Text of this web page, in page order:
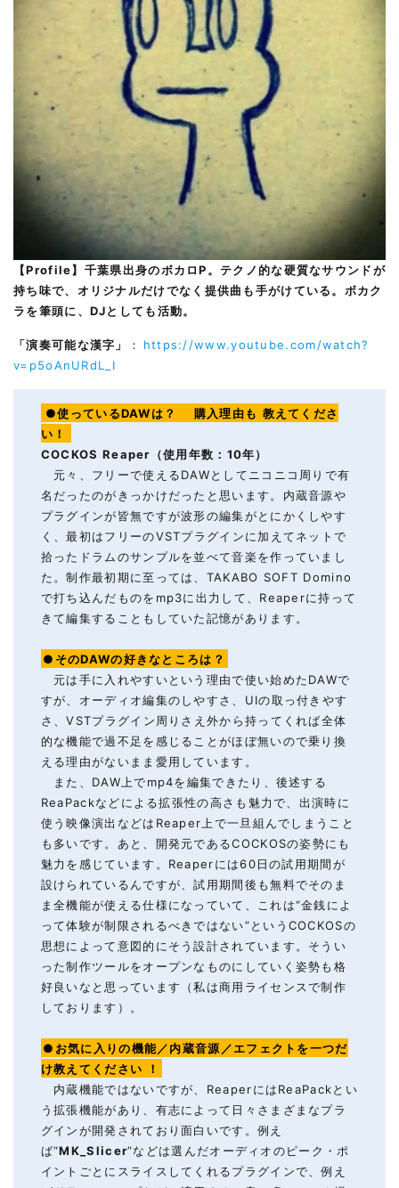
【Profile】千葉県出身のボカロP。テクノ的な硬質なサウンドが
持ち味で、オリジナルだけでなく提供曲も手がけている。ボカク
ラを筆頭に、DJとしても活動。
「演奏可能な漢字」 ：
https://www.youtube.com/watch?
v=p5oAnURdL_I
●使っているDAWは？ 購入理由も 教えてくださ
い！
COCKOS Reaper（使用年数：10年）
元々、フリーで使えるDAWとしてニコニコ周りで有
名だったのがきっかけだったと思います。内蔵音源や
プラグインが皆無ですが波形の編集がとにかくしやす
く、最初はフリーのVSTプラグインに加えてネットで
拾ったドラムのサンプルを並べて音楽を作っていまし
た。制作最初期に至っては、TAKABO SOFT Domino
で打ち込んだものをmp3に出力して、Reaperに持って
きて編集することもしていた記憶があります。
●そのDAWの好きなところは？
元は手に入れやすいという理由で使い始めたDAWで
すが、オーディオ編集のしやすさ、UIの取っ付きやす
さ、VSTプラグイン周りさえ外から持ってくれば全体
的な機能で過不足を感じることがほぼ無いので乗り換
える理由がないまま愛用しています。
また、DAW上でmp4を編集できたり、後述する
ReaPackなどによる拡張性の高さも魅力で、出演時に
使う映像演出などはReaper上で一旦組んでしまうこと
も多いです。あと、開発元であるCOCKOSの姿勢にも
魅力を感じています。Reaperには60日の試用期間が
設けられているんですが、試用期間後も無料でそのま
ま全機能が使える仕様になっていて、これは“金銭によ
って体験が制限されるべきではない”というCOCKOSの
思想によって意図的にそう設計されています。そうい
った制作ツールをオープンなものにしていく姿勢も格
好良いなと思っています（私は商用ライセンスで制作
しております）。
●お気に入りの機能／内蔵音源／エフェクトを一つだ
け教えてください
！
内蔵機能ではないですが、ReaperにはReaPackとい
う拡張機能があり、有志によって日々さまざまなプラ
グインが開発されており面白いです。例え
ば“MK_Slicer”などは選んだオーディオのピーク・ポ
イントごとにスライスしてくれるプラグインで、例え